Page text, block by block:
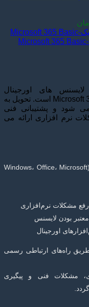
range:
۳,۴۰۰,۰۰۰ تومان
لایسنس های اورجینال
مایکروسافت شامل ویندوز، آفیس و Microsoft 365 است. تحویل به
شود و پشتیبانی فنی
نرم افزاری ارائه می
ارائه لایسنس‌های اورجینال مایکروسافت (Windows، Office، Microsoft
مشکلات نرم‌افزاری
بودن لایسنس
اورجینال
طریق راه‌های ارتباطی رسمی
مشکلات فنی و پیگیری